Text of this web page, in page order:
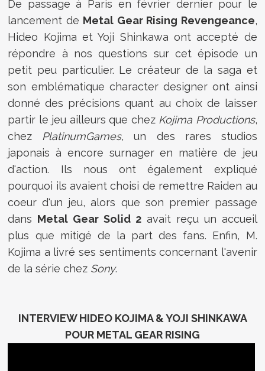
De passage à Paris en février dernier pour le
lancement de Metal Gear Rising Revengeance,
Hideo Kojima et Yoji Shinkawa ont accepté de
répondre à nos questions sur cet épisode un
petit peu particulier. Le créateur de la saga et
son emblématique character designer ont ainsi
donné des précisions quant au choix de laisser
partir le jeu ailleurs que chez Kojima Productions,
chez PlatinumGames, un des rares studios
japonais à encore surnager en matière de jeu
d'action. Ils nous ont également expliqué
pourquoi ils avaient choisi de remettre Raiden au
coeur d'un jeu, alors que son premier passage
dans Metal Gear Solid 2 avait reçu un accueil
plus que mitigé de la part des fans. Enfin, M.
Kojima a livré ses sentiments concernant l'avenir
de la série chez Sony.
INTERVIEW HIDEO KOJIMA & YOJI SHINKAWA
POUR METAL GEAR RISING